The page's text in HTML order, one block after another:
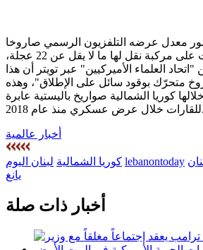
معدل عرضه التلفزيون الرسمي صاروخا
باليستيا عابرا للقارات على مركبة نقل لها ما لا يقل عن 22 عجلة،
"اتحاد العلماء الأميركيين" عبر تويتر أن هذا
متحرّك بوقود سائل على الإطلاق"، وهذه
كوريا الشمالية صواريخ باليستية عابرة
للقارات خلال عرض عسكري منذ عام 2018.
أخبار عالمية
كوريا الشمالية لبنان اليوم lebanontoday
يانغ
أخبار ذات صلة